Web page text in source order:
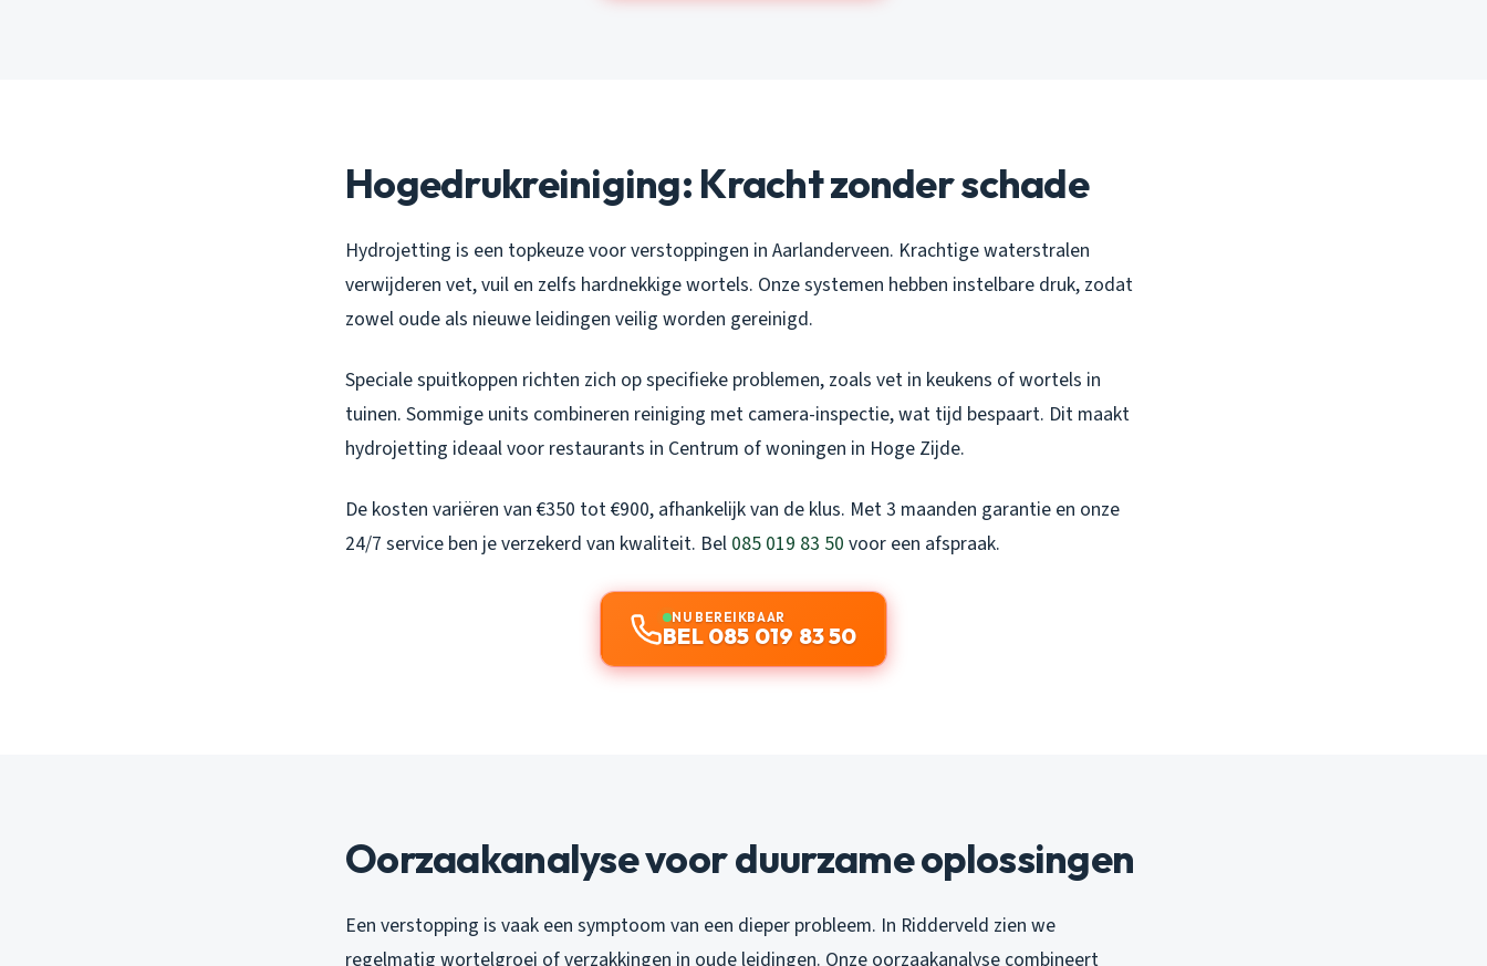
Hogedrukreiniging: Kracht zonder schade
Hydrojetting is een topkeuze voor verstoppingen in Aarlanderveen. Krachtige waterstralen
verwijderen vet, vuil en zelfs hardnekkige wortels. Onze systemen hebben instelbare druk, zodat
zowel oude als nieuwe leidingen veilig worden gereinigd.
Speciale spuitkoppen richten zich op specifieke problemen, zoals vet in keukens of wortels in
tuinen. Sommige units combineren reiniging met camera-inspectie, wat tijd bespaart. Dit maakt
hydrojetting ideaal voor restaurants in Centrum of woningen in Hoge Zijde.
De kosten variëren van €350 tot €900, afhankelijk van de klus. Met 3 maanden garantie en onze
24/7 service ben je verzekerd van kwaliteit. Bel 085 019 83 50 voor een afspraak.
NU BEREIKBAAR
BEL 085 019 83 50
Oorzaakanalyse voor duurzame oplossingen
Een verstopping is vaak een symptoom van een dieper probleem. In Ridderveld zien we
regelmatig wortelgroei of verzakkingen in oude leidingen. Onze oorzaakanalyse combineert